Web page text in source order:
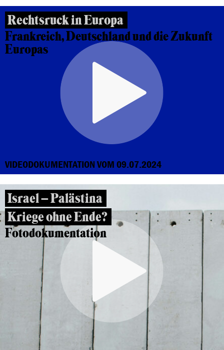
Rechtsruck in Europa
Frankreich, Deutschland und die Zukunft
Europas
VIDEODOKUMENTATION VOM 09.07.2024
Israel – Palästina
Kriege ohne Ende?
Fotodokumentation